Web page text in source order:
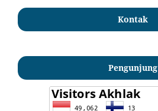
Kontak
Pengunjung